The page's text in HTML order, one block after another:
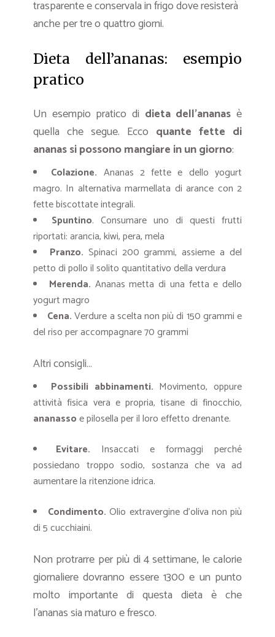
trasparente e conservala in frigo dove resisterà
anche per tre o quattro giorni.
Dieta dell’ananas: esempio
pratico
Un esempio pratico di dieta dell’ananas è
quella che segue. Ecco quante fette di
ananas si possono mangiare in un giorno:
Colazione. Ananas 2 fette e dello yogurt
magro. In alternativa marmellata di arance con 2
fette biscottate integrali.
Spuntino. Consumare uno di questi frutti
riportati: arancia, kiwi, pera, mela
Pranzo. Spinaci 200 grammi, assieme a del
petto di pollo il solito quantitativo della verdura
Merenda. Ananas metta di una fetta e dello
yogurt magro
Cena.Verdure a scelta non più di 150 grammi e
del riso per accompagnare 70 grammi
Altri consigli…
Possibili abbinamenti. Movimento, oppure
attività fisica vera e propria, tisane di finocchio,
ananassoe pilosella per il loro effetto drenante.
Evitare. Insaccati e formaggi perché
possiedano troppo sodio, sostanza che va ad
aumentare la ritenzione idrica.
Condimento. Olio extravergine d’oliva non più
di 5 cucchiaini.
Non protrarre per più di 4 settimane, le calorie
giornaliere dovranno essere 1300 e un punto
molto importante di questa dieta è che
l’ananas sia maturo e fresco.